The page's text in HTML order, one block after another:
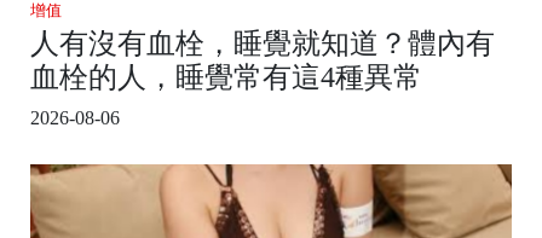
增值
人有沒有血栓，睡覺就知道？體內有
血栓的人，睡覺常有這4種異常
2026-08-06